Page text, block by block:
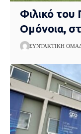
Φιλικό του
Ομόνοια,
ΣΥΝΤΑΚΤΙΚΉ